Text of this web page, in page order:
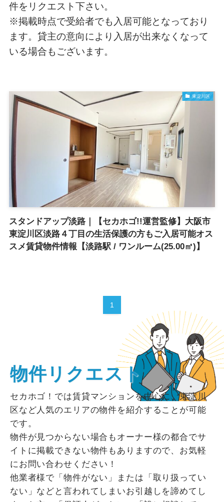
件をリクエスト下さい。
※掲載時点で受給者でも入居可能となっており
ます。貸主の意向により入居が出来なくなって
いる場合もございます。
東淀川区
スタンドアップ淡路｜【セカホゴ!!運営監修】大阪市
東淀川区淡路４丁目の生活保護の方もご入居可能オス
スメ賃貸物件情報【淡路駅 / ワンルーム(25.00㎡)】
1
物件リクエスト
セカホゴ！では賃貸マンションを中心に、東淀川
区など人気のエリアの物件を紹介することが可能
です。
物件が見つからない場合もオーナー様の都合でサ
イトに掲載できない物件もありますので、お気軽
にお問い合わせください！
他業者様で「物件がない」または「取り扱ってい
ない」などと言われてしまいお引越しを諦めてし